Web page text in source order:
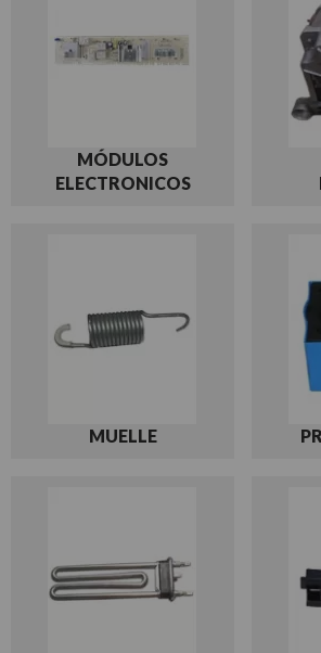
MÓDULOS
ELECTRONICOS
MUELLE